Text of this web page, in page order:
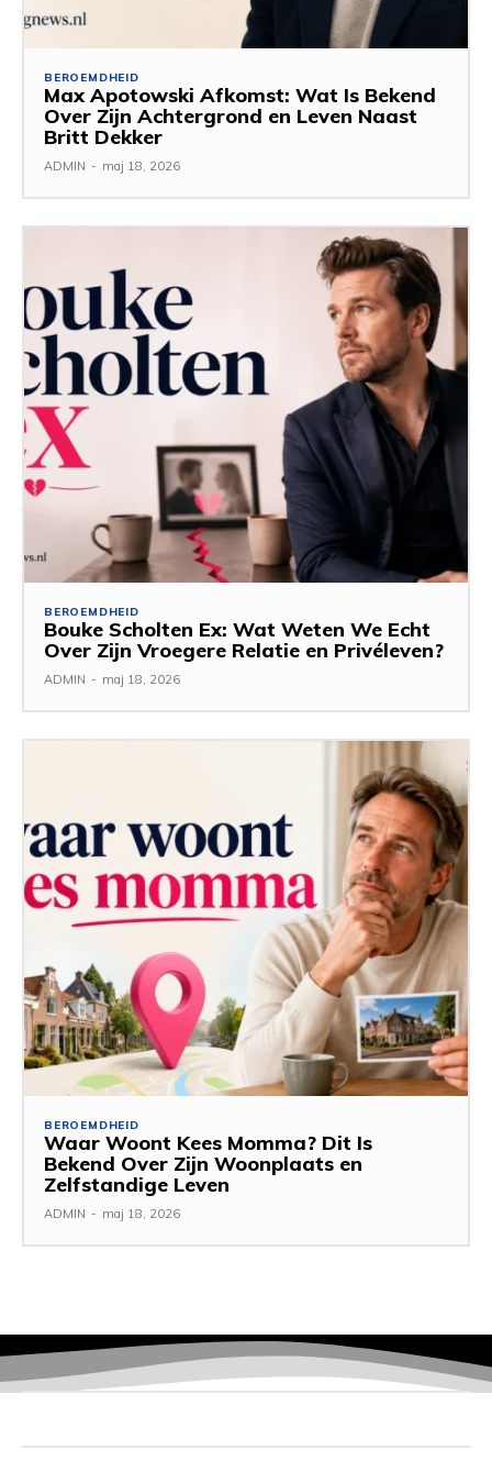
BEROEMDHEID
Max Apotowski Afkomst: Wat Is Bekend
Over Zijn Achtergrond en Leven Naast
Britt Dekker
ADMIN - maj 18, 2026
BEROEMDHEID
Bouke Scholten Ex: Wat Weten We Echt
Over Zijn Vroegere Relatie en Privéleven?
ADMIN - maj 18, 2026
BEROEMDHEID
Waar Woont Kees Momma? Dit Is
Bekend Over Zijn Woonplaats en
Zelfstandige Leven
ADMIN - maj 18, 2026